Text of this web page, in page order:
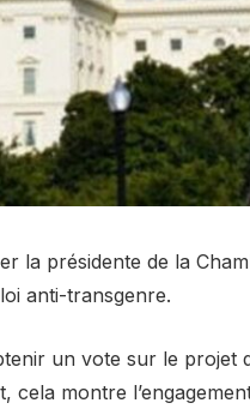
la présidente de la
anti-transgenre.
un vote sur le projet
montre